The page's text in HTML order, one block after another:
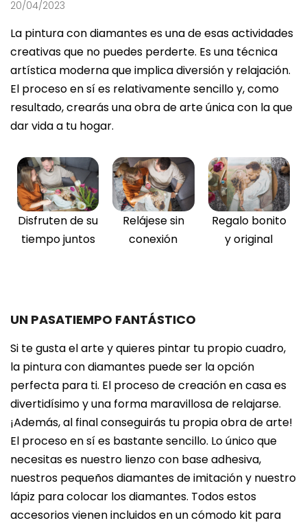
20/04/2023
La pintura con diamantes es una de esas actividades
creativas que no puedes perderte. Es una técnica
artística moderna que implica diversión y relajación.
El proceso en sí es relativamente sencillo y, como
resultado, crearás una obra de arte única con la que
dar vida a tu hogar.
Disfruten de su
tiempo juntos
Relájese sin
conexión
Regalo bonito
y original
UN PASATIEMPO FANTÁSTICO
Si te gusta el arte y quieres pintar tu propio cuadro,
la pintura con diamantes puede ser la opción
perfecta para ti. El proceso de creación en casa es
divertidísimo y una forma maravillosa de relajarse.
¡Además, al final conseguirás tu propia obra de arte!
El proceso en sí es bastante sencillo. Lo único que
necesitas es nuestro lienzo con base adhesiva,
nuestros pequeños diamantes de imitación y nuestro
lápiz para colocar los diamantes. Todos estos
accesorios vienen incluidos en un cómodo kit para